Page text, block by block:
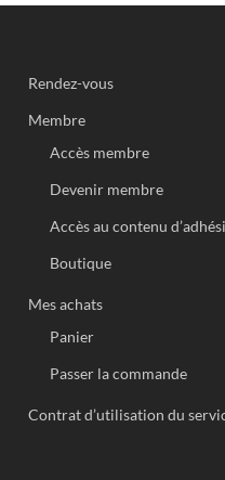
Rendez-vous
Membre
Accès membre
Devenir membre
Accès au contenu
Boutique
Mes achats
Panier
Passer la commande
Contrat d’utilisation du